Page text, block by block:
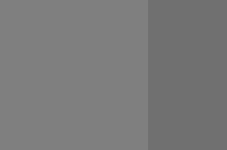
Gottes",
am